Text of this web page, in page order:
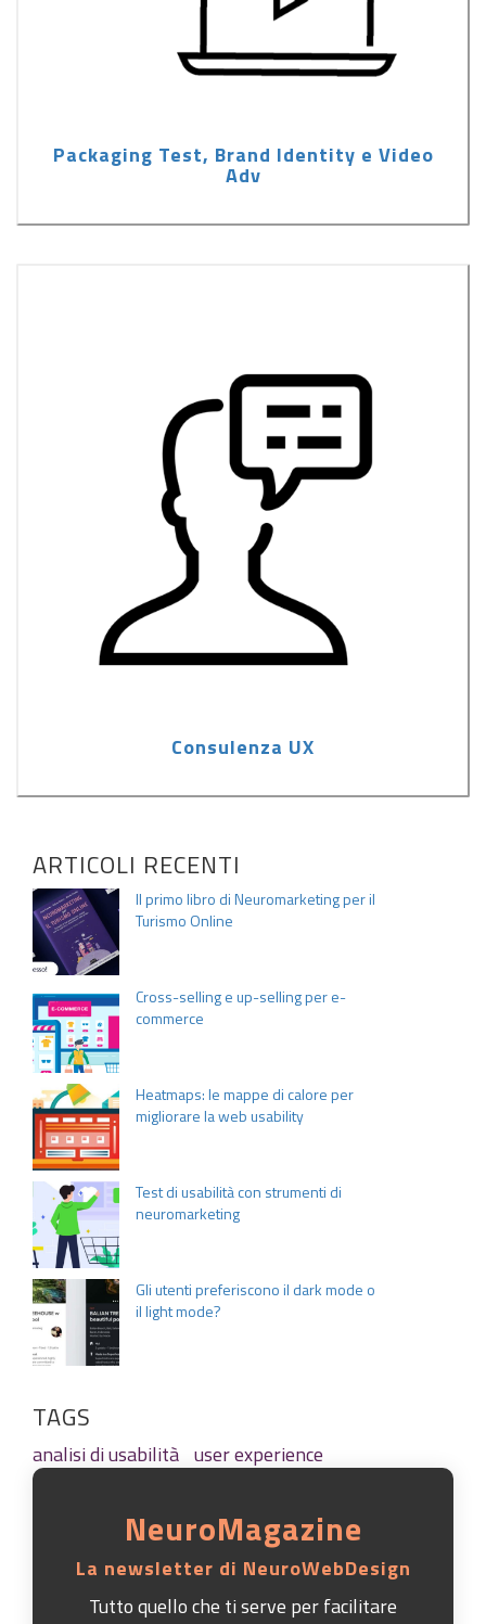
Packaging Test, Brand Identity e Video
Adv
Consulenza UX
ARTICOLI RECENTI
Il primo libro di Neuromarketing per il
Turismo Online
Cross-selling e up-selling per e-
commerce
Heatmaps: le mappe di calore per
migliorare la web usability
Test di usabilità con strumenti di
neuromarketing
Gli utenti preferiscono il dark mode o
il light mode?
TAGS
analisi di usabilità user experience
NeuroMagazine
La newsletter di NeuroWebDesign
Tutto quello che ti serve per facilitare